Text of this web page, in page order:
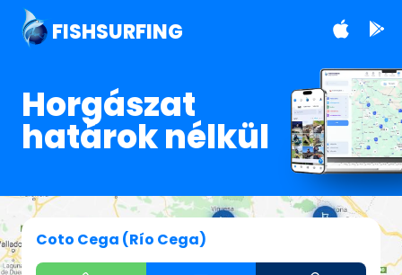
FISHSURFING
Horgászat
határok nélkül
Coto Cega (Río Cega)